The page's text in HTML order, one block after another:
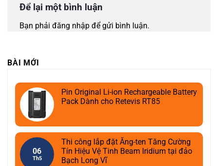
Để lại một bình luận
Bạn phải đăng nhập để gửi bình luận.
BÀI MỚI
Pin Original Li-ion Rechargeable Battery
Pack Dành cho Retevis RT85
06
Th5
Thi công lắp đặt Ăng-ten Tăng Cường
Tín Hiệu Vệ Tinh Beam Iridium tại đảo
Bạch Long Vĩ